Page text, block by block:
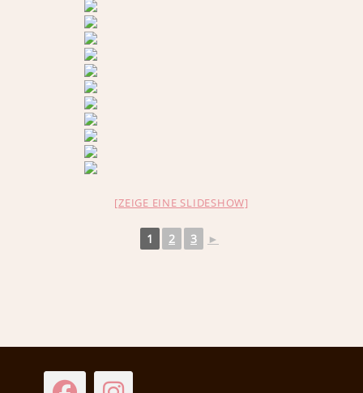
[ZEIGE EINE SLIDESHOW]
1 2 3 ►